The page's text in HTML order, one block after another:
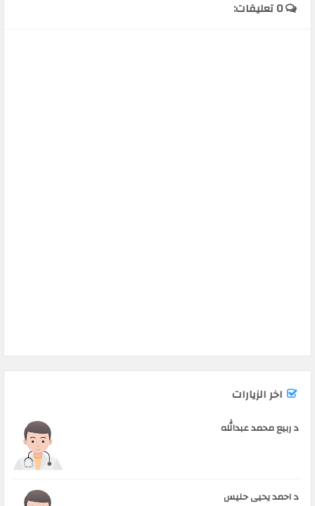
0 تعليقات:
اخر الزيارات
د ربيع محمد عبدالله
د احمد يحيى حليس